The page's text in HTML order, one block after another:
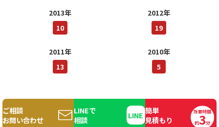
2013年
10
2012年
19
2011年
13
2010年
5
ご相談
お問い合わせ
LINEで
相談
簡単
見積もり
所要時間
約3分
Copyright© 2016 560DESIGNS. All Rights Reserved.